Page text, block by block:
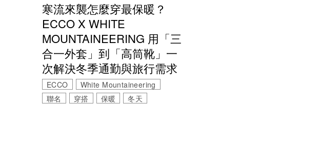
寒流來襲怎麼穿最保暖？
ECCO X WHITE
MOUNTAINEERING 用「三
合一外套」到「高筒靴」一
次解決冬季通勤與旅行需求
ECCO
White Mountaineering
聯名
穿搭 保暖 冬天